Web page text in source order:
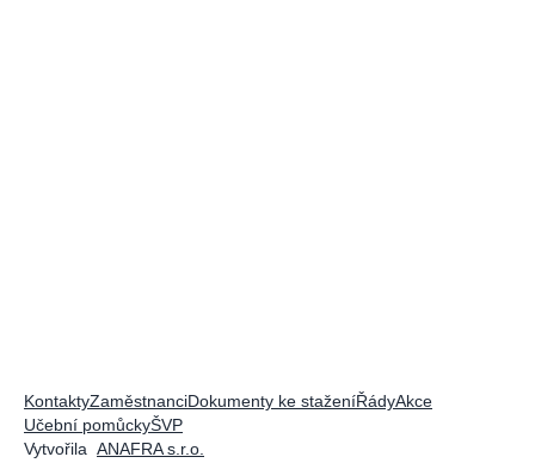
KontaktyZaměstnanciDokumenty ke staženíŘádyAkce
Učební pomůckyŠVP
Vytvořila ANAFRA s.r.o.